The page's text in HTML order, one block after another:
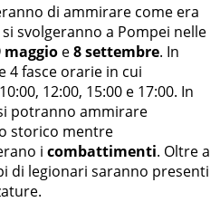
di ammirare come era
svolgeranno a Pompei nelle
maggio e8 settembre. In
4 fasce orarie in cui
12:00, 15:00 e 17:00. In
potranno ammirare
storico mentre
i combattimenti. Oltre a
di legionari saranno presenti